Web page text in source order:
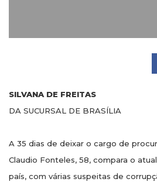
SILVANA DE FREITAS
DA SUCURSAL DE BRASÍLIA
A 35 dias de deixar o cargo de
Claudio Fonteles, 58, compara o
país, com várias suspeitas de